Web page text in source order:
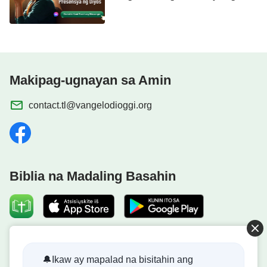
» Tagalog Christian Movie | "Pagbibinyag sa
Pahayag 3:10
Sapagka't tinupad mo ang salita ng aking pagtitiis,
Makipag-ugnayan sa Amin
contact.tl@vangelodioggi.org
Biblia na Madaling Basahin
🔔Ikaw ay mapalad na bisitahin ang